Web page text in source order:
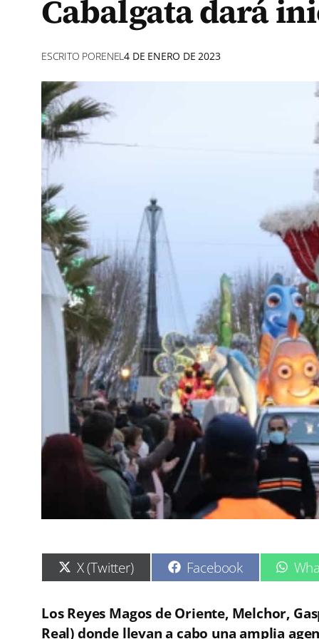
Cabalgata dará
ESCRITO PORENEL4 DE ENERO DE 2023
C
o
p
a
r
X (Twitter) C
o
p
a
r
Facebook C
o
p
a
r
Los Reyes Magos de Oriente, Melchor,
Real) donde llevan a cabo una amplia